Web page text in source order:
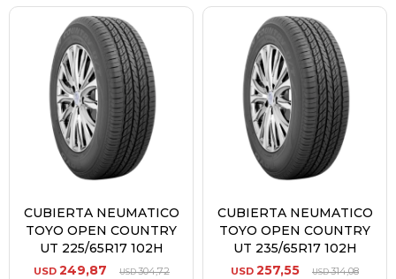
CUBIERTA NEUMATICO
TOYO OPEN COUNTRY
UT 225/65R17 102H
USD 249,87 USD304,72
CUBIERTA NEUMATICO
TOYO OPEN COUNTRY
UT 235/65R17 102H
USD 257,55 USD314,08